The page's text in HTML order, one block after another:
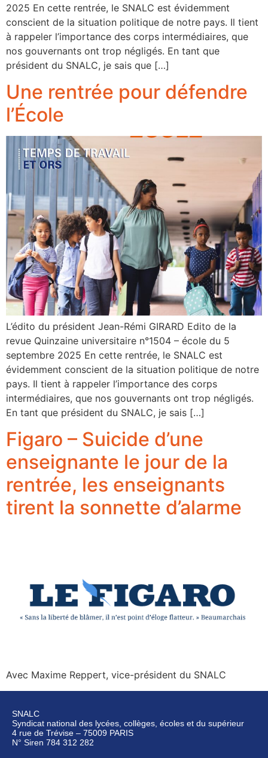
2025 En cette rentrée, le SNALC est évidemment
conscient de la situation politique de notre pays. Il tient
à rappeler l’importance des corps intermédiaires, que
nos gouvernants ont trop négligés. En tant que
président du SNALC, je sais que […]
Une rentrée pour défendre
l’École
L’édito du président Jean-Rémi GIRARD Edito de la
revue Quinzaine universitaire n°1504 – école du 5
septembre 2025 En cette rentrée, le SNALC est
évidemment conscient de la situation politique de notre
pays. Il tient à rappeler l’importance des corps
intermédiaires, que nos gouvernants ont trop négligés.
En tant que président du SNALC, je sais […]
Figaro – Suicide d’une
enseignante le jour de la
rentrée, les enseignants
tirent la sonnette d’alarme
Avec Maxime Reppert, vice-président du SNALC
SNALC
Syndicat national des lycées, collèges, écoles et du supérieur
4 rue de Trévise – 75009 PARIS
N° Siren 784 312 282